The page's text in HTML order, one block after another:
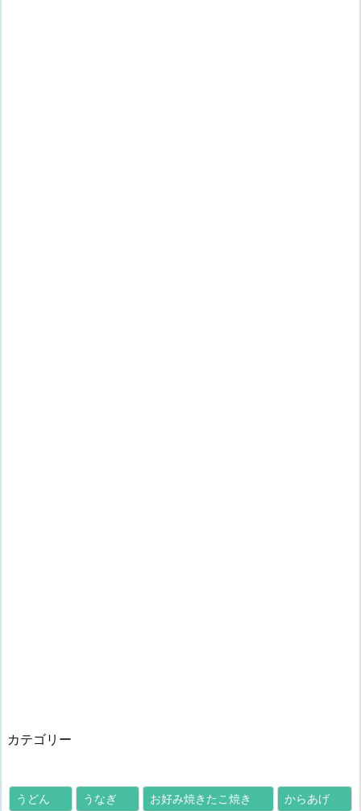
カテゴリー
うどん うなぎ お好み焼きたこ焼き からあげ